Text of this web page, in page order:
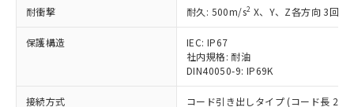
耐衝撃 耐久: 500m/s2 X、Y、Z各方向 3回
保護構造
IEC: IP67
社内規格: 耐油
DIN40050-9: IP69K
接続方式 コード引き出しタイプ (コード長 2m)
当社制御機器事業取扱商品の中には、
本サービスの対象外となる商品もある
ことをご了承ください。
在庫状況および標準価格照会結果は、
記載している更新日時点での社内デー
タに基づき作成されるものであり、閲
仕入先様の事情により、非含有部品として
むを得ず変更することがあります。
鉛(Pb) 1000ppm以下、 水銀(Hg) 1000ppm以下、 カド
「×」：最大均質材料含有率が中国RoHSの
基準値を超えていることを示します。
「－」：未確認です。当社販売部門へお問
*中国RoHS10物質の基準値 (GB/T26572)：
当社は、これら貴社製品のうち、外国
為替および外国貿易法に定める商品
（以下｢規制貨物等」という）を輸出
または国外への提供する場合は、日本
国政府の輸出許可(または役務取引許